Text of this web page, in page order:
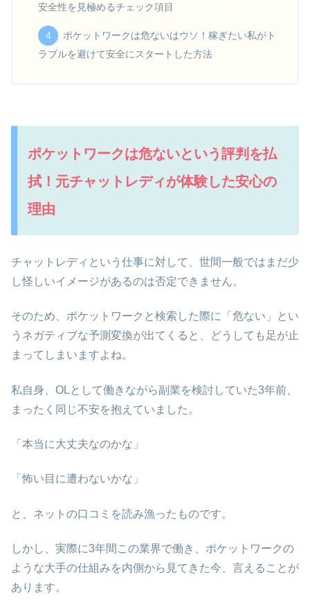
安全性を見極めるチェック項目
ポケットワークは危ないはウソ！稼ぎたい私がト
ラブルを避けて安全にスタートした方法
ポケットワークは危ないという評判を払
拭！元チャットレディが体験した安心の
理由
チャットレディという仕事に対して、世間一般ではまだ少
し怪しいイメージがあるのは否定できません。
そのため、ポケットワークと検索した際に「危ない」とい
うネガティブな予測変換が出てくると、どうしても足が止
まってしまいますよね。
私自身、OLとして働きながら副業を検討していた3年前、
まったく同じ不安を抱えていました。
「本当に大丈夫なのかな」
「怖い目に遭わないかな」
と、ネットの口コミを読み漁ったものです。
しかし、実際に3年間この業界で働き、ポケットワークの
ような大手の仕組みを内側から見てきた今、言えることが
あります。